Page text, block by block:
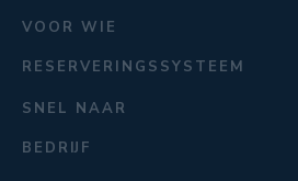
VOOR WIE
RESERVERINGSSYSTEEM
SNEL NAAR
BEDRIJF